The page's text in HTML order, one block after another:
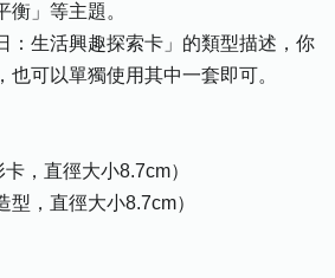
衡」等主題。
：生活興趣探索卡」的類型描述，你
也可以單獨使用其中一套即可。
，直徑大小8.7cm）
，直徑大小8.7cm）